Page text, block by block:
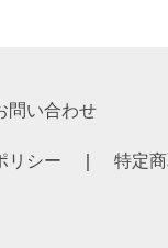
問い合わせ
リシー 特定